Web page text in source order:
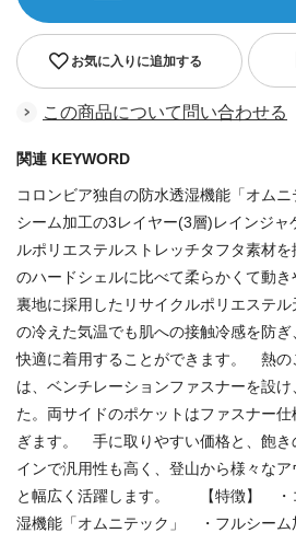
お気に入りに追加する
この商品について問い合わせる
関連 KEYWORD
コロンビア独自の防水透湿機能「オム
シーム加工の3レイヤー(3層)レインジ
ルポリエステルストレッチタフタ素材
のハードシェルに比べて柔らかくて動
裏地に採用したリサイクルポリエステ
の冷えた気温でも肌への接触冷感を防
快適に着用することができます。 熱の
は、ベンチレーションファスナーを設
た。両サイドのポケットはファスナー
ぎます。 手に取りやすい価格と、飽き
インで汎用性も高く、登山から様々な
と幅広く活躍します。 【特徴】 ・
湿機能「オムニテック」 ・フルシー